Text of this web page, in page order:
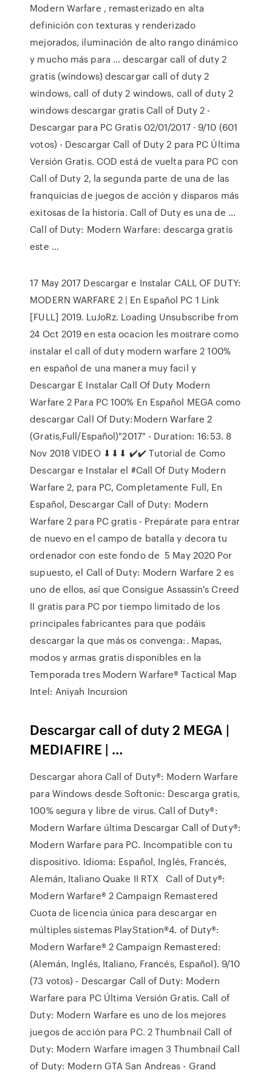
Modern Warfare , remasterizado en alta
definición con texturas y renderizado
mejorados, iluminación de alto rango dinámico
y mucho más para … descargar call of duty 2
gratis (windows) descargar call of duty 2
windows, call of duty 2 windows, call of duty 2
windows descargar gratis Call of Duty 2 -
Descargar para PC Gratis 02/01/2017 · 9/10 (601
votos) - Descargar Call of Duty 2 para PC Última
Versión Gratis. COD está de vuelta para PC con
Call of Duty 2, la segunda parte de una de las
franquicias de juegos de acción y disparos más
exitosas de la historia. Call of Duty es una de …
Call of Duty: Modern Warfare: descarga gratis
este …
17 May 2017 Descargar e Instalar CALL OF DUTY:
MODERN WARFARE 2 | En Español PC 1 Link
[FULL] 2019. LuJoRz. Loading Unsubscribe from
24 Oct 2019 en esta ocacion les mostrare como
instalar el call of duty modern warfare 2 100%
en español de una manera muy facil y
Descargar E Instalar Call Of Duty Modern
Warfare 2 Para PC 100% En Español MEGA como
descargar Call Of Duty:Modern Warfare 2
(Gratis,Full/Español)"2017" - Duration: 16:53. 8
Nov 2018 VIDEO ⬇⬇⬇ ✔️✔️ Tutorial de Como
Descargar e Instalar el #Call Of Duty Modern
Warfare 2, para PC, Completamente Full, En
Español, Descargar Call of Duty: Modern
Warfare 2 para PC gratis - Prepárate para entrar
de nuevo en el campo de batalla y decora tu
ordenador con este fondo de 5 May 2020 Por
supuesto, el Call of Duty: Modern Warfare 2 es
uno de ellos, así que Consigue Assassin's Creed
II gratis para PC por tiempo limitado de los
principales fabricantes para que podáis
descargar la que más os convenga:. Mapas,
modos y armas gratis disponibles en la
Temporada tres Modern Warfare® Tactical Map
Intel: Aniyah Incursion
Descargar call of duty 2 MEGA |
MEDIAFIRE | …
Descargar ahora Call of Duty®: Modern Warfare
para Windows desde Softonic: Descarga gratis,
100% segura y libre de virus. Call of Duty®:
Modern Warfare última Descargar Call of Duty®:
Modern Warfare para PC. Incompatible con tu
dispositivo. Idioma: Español, Inglés, Francés,
Alemán, Italiano Quake II RTX Call of Duty®:
Modern Warfare® 2 Campaign Remastered
Cuota de licencia única para descargar en
múltiples sistemas PlayStation®4. of Duty®:
Modern Warfare® 2 Campaign Remastered:
(Alemán, Inglés, Italiano, Francés, Español). 9/10
(73 votos) - Descargar Call of Duty: Modern
Warfare para PC Última Versión Gratis. Call of
Duty: Modern Warfare es uno de los mejores
juegos de acción para PC. 2 Thumbnail Call of
Duty: Modern Warfare imagen 3 Thumbnail Call
of Duty: Modern GTA San Andreas - Grand